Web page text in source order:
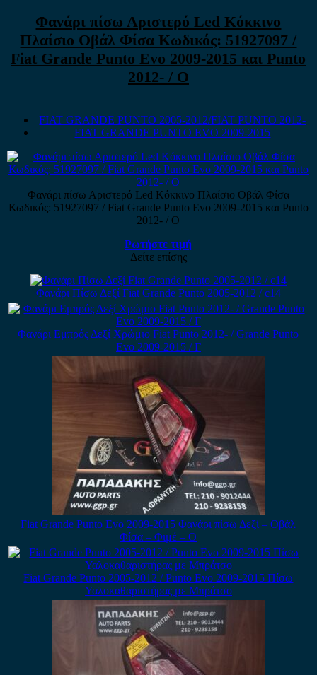
Φανάρι πίσω Αριστερό Led Κόκκινο
Πλαίσιο Οβάλ Φίσα Κωδικός: 51927097 /
Fiat Grande Punto Evo 2009-2015 και Punto
2012- / Ο
FIAT GRANDE PUNTO 2005-2012/FIAT PUNTO 2012-
FIAT GRANDE PUNTO EVO 2009-2015
Φανάρι πίσω Αριστερό Led Κόκκινο Πλαίσιο Οβάλ Φίσα
Κωδικός: 51927097 / Fiat Grande Punto Evo 2009-2015 και Punto
2012- / Ο
Ρωτήστε τιμή
Δείτε επίσης
Φανάρι Πίσω Δεξί Fiat Grande Punto 2005-2012 / c14
Φανάρι Εμπρός Δεξί Χρώμιο Fiat Punto 2012- / Grande Punto
Evo 2009-2015 / Γ
Fiat Grande Punto Evo 2009-2015 Φανάρι πίσω Δεξί – Οβάλ
Φίσα – Φιμέ – Ο
Fiat Grande Punto 2005-2012 / Punto Evo 2009-2015 Πίσω
Υαλοκαθαριστήρας με Μπράτσο